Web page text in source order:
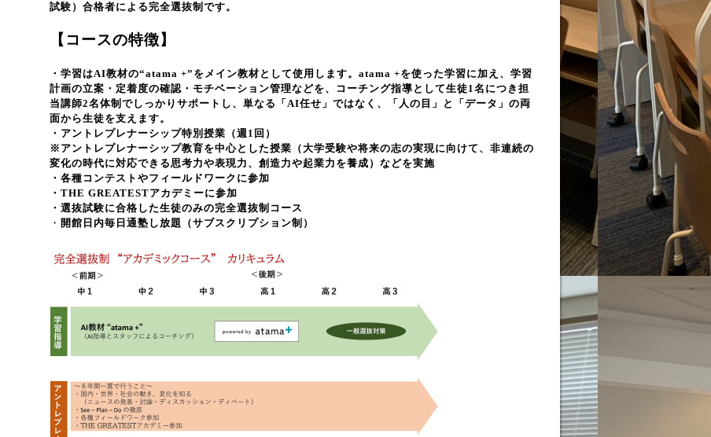
試験）合格者による完全選抜制です。
【コースの特徴】
・学習はAI教材の“atama +”をメイン教材として使用します。atama +を使った学習に加え、学習
計画の立案・定着度の確認・モチベーション管理などを、コーチング指導として生徒1名につき担
当講師2名体制でしっかりサポートし、単なる「AI任せ」ではなく、「人の目」と「データ」の両
面から生徒を支えます。
・アントレプレナーシップ特別授業（週1回）
※アントレプレナーシップ教育を中心とした授業（大学受験や将来の志の実現に向けて、非連続の
変化の時代に対応できる思考力や表現力、創造力や起業力を養成）などを実施
・各種コンテストやフィールドワークに参加
・THE GREATESTアカデミーに参加
・選抜試験に合格した生徒のみの完全選抜制コース
・ 開館日内毎日通塾し放題（サブスクリプション制）